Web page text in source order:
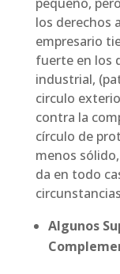
los derechos
empresario
fuerte en los
industrial,
circulo
contra la
círculo de
menos
da en todo
Algunos